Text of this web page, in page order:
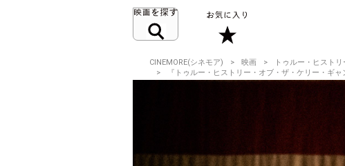
CINEMORE(シネモア) 映画
トゥルー・ヒスト
『トゥルー・ヒストリー・オブ・ザ・ケリー・ギ